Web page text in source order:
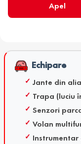
Apel
Echipare
Jante din
Trapa (luciu
Senzori
Volan